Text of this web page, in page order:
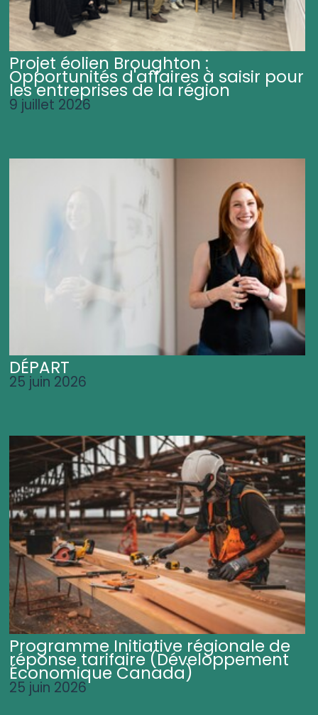
Projet éolien Broughton :
Opportunités d'affaires à saisir pour
les entreprises de la région
9 juillet 2026
DÉPART
25 juin 2026
Programme Initiative régionale de
réponse tarifaire (Développement
Économique Canada)
25 juin 2026